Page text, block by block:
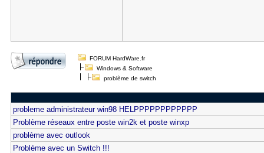
FORUM HardWare.fr
Windows & Software
problème de switch
probleme administrateur win98 HELPPPPPPPPPPPP
Problème réseaux entre poste win2k et poste winxp
problème avec outlook
Problème avec un Switch !!!